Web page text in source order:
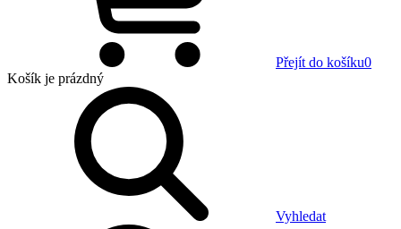
Přejít do košíku0
Košík je prázdný
Vyhledat